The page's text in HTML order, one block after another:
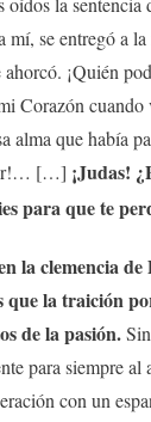
mí, se entregó a
ahorcó. ¡Quién
Corazón cuando
alma que había
[…] ¡Judas!
para que te
la clemencia de
que la traición
de la pasión.Sin
para siempre al
con un